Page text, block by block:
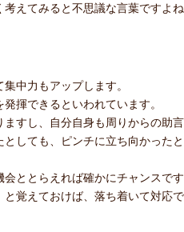
えてみると不思議な言葉ですよね
中力もアップします。
揮できるといわれています。
すし、自分自身も周りからの助
しても、ピンチに立ち向かった
ととらえれば確かにチャンスです
覚えておけば、落ち着いて対応で